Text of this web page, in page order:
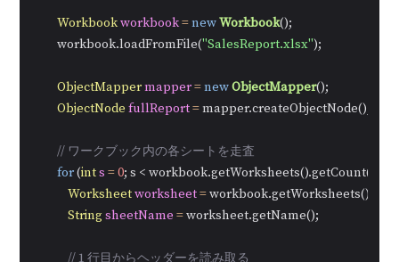
Workbookworkbook=newWorkbook();
        workbook.loadFromFile(
"SalesReport.xlsx");
ObjectMappermapper=newObjectMapper();
ObjectNode fullReport= mapper.createObjectNode();
// ワークブック内の各シートを走査
for (ints =0; s < workbook.getWorksheets().getCount();
Worksheetworksheet=
StringsheetName = worksheet.getName();
// 1 行目からヘッダーを読み取る